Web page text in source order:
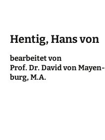
Hentig, Hans von
bearbei­tet von
Prof. Dr. David von Mayen­
burg, M.A.